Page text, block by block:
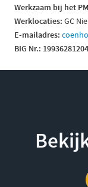
Werkzaam bij het
Werklocaties: GC
E-mailadres:
BIG Nr.: 19936281204